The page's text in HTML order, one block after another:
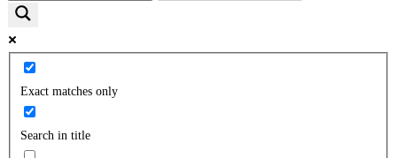
Exact matches only
Search in title